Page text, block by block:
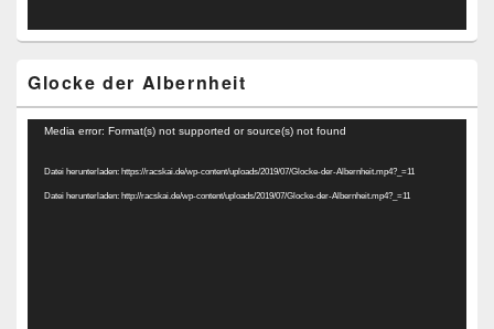
Glocke der Albernheit
Video-
Media error: Format(s) not supported or source(s) not found
Datei herunterladen: https://racskai.de/wp-content/uploads/2019/07/Glocke-der-Albernheit.mp4?_=11
Datei herunterladen: http://racskai.de/wp-content/uploads/2019/07/Glocke-der-Albernheit.mp4?_=11